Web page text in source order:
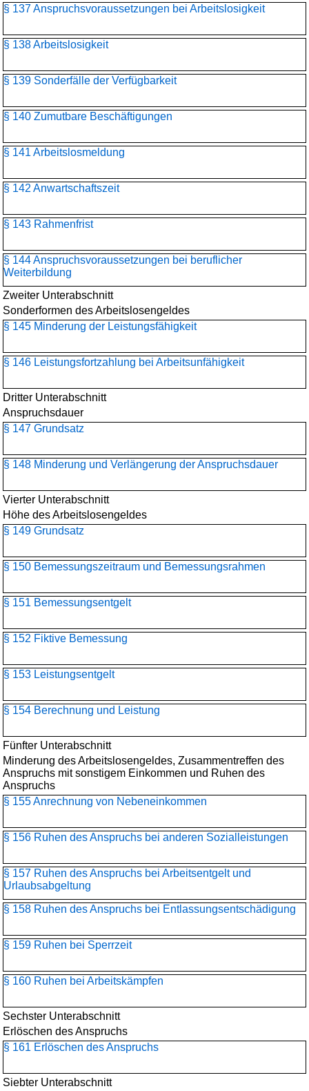
§ 137 Anspruchsvoraussetzungen bei Arbeitslosigkeit
§ 138 Arbeitslosigkeit
§ 139 Sonderfälle der Verfügbarkeit
§ 140 Zumutbare Beschäftigungen
§ 141 Arbeitslosmeldung
§ 142 Anwartschaftszeit
§ 143 Rahmenfrist
§ 144 Anspruchsvoraussetzungen bei beruflicher
Weiterbildung
Zweiter Unterabschnitt
Sonderformen des Arbeitslosengeldes
§ 145 Minderung der Leistungsfähigkeit
§ 146 Leistungsfortzahlung bei Arbeitsunfähigkeit
Dritter Unterabschnitt
Anspruchsdauer
§ 147 Grundsatz
§ 148 Minderung und Verlängerung der Anspruchsdauer
Vierter Unterabschnitt
Höhe des Arbeitslosengeldes
§ 149 Grundsatz
§ 150 Bemessungszeitraum und Bemessungsrahmen
§ 151 Bemessungsentgelt
§ 152 Fiktive Bemessung
§ 153 Leistungsentgelt
§ 154 Berechnung und Leistung
Fünfter Unterabschnitt
Minderung des Arbeitslosengeldes, Zusammentreffen des
Anspruchs mit sonstigem Einkommen und Ruhen des
Anspruchs
§ 155 Anrechnung von Nebeneinkommen
§ 156 Ruhen des Anspruchs bei anderen Sozialleistungen
§ 157 Ruhen des Anspruchs bei Arbeitsentgelt und
Urlaubsabgeltung
§ 158 Ruhen des Anspruchs bei Entlassungsentschädigung
§ 159 Ruhen bei Sperrzeit
§ 160 Ruhen bei Arbeitskämpfen
Sechster Unterabschnitt
Erlöschen des Anspruchs
§ 161 Erlöschen des Anspruchs
Siebter Unterabschnitt